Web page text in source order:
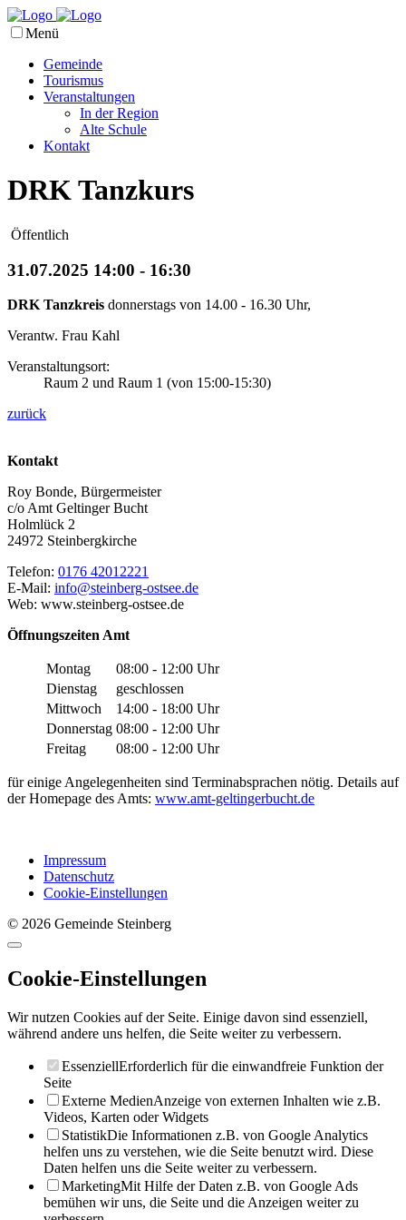
Menü
Gemeinde
Tourismus
Veranstaltungen
In der Region
Alte Schule
Kontakt
DRK Tanzkurs
Öffentlich
31.07.2025 14:00 - 16:30
DRK Tanzkreis donnerstags von 14.00 - 16.30 Uhr,
Verantw. Frau Kahl
Veranstaltungsort:
Raum 2 und Raum 1 (von 15:00-15:30)
zurück
Kontakt
Roy Bonde, Bürgermeister
c/o Amt Geltinger Bucht
Holmlück 2
24972 Steinbergkirche
Telefon: 0176 42012221
E-Mail: info@steinberg-ostsee.de
Web: www.steinberg-ostsee.de
Öffnungszeiten Amt
Montag
08:00 - 12:00 Uhr
Dienstag
geschlossen
Mittwoch
14:00 - 18:00 Uhr
Donnerstag 08:00 - 12:00 Uhr
Freitag
08:00 - 12:00 Uhr
für einige Angelegenheiten sind Terminabsprachen nötig. Details auf
der Homepage des Amts: www.amt-geltingerbucht.de
Impressum
Datenschutz
Cookie-Einstellungen
© 2026 Gemeinde Steinberg
Cookie-Einstellungen
Wir nutzen Cookies auf der Seite. Einige davon sind essenziell,
während andere uns helfen, die Seite weiter zu verbessern.
EssenziellErforderlich für die einwandfreie Funktion der
Seite
Externe MedienAnzeige von externen Inhalten wie z.B.
Videos, Karten oder Widgets
StatistikDie Informationen z.B. von Google Analytics
helfen uns zu verstehen, wie die Seite benutzt wird. Diese
Daten helfen uns die Seite weiter zu verbessern.
MarketingMit Hilfe der Daten z.B. von Google Ads
bemühen wir uns, die Seite und die Anzeigen weiter zu